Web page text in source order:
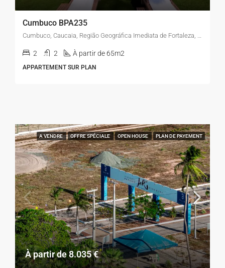
Cumbuco BPA235
Cumbuco, Caucaia, Região Geográfica Imediata de Fortaleza, Região Geográfica Intermediária de Fortaleza, Ceará, Região Nordeste, Brasil
2 2 À partir de 65m2
APPARTEMENT SUR PLAN
A VENDRE OFFRE SPÉCIALE OPEN HOUSE PLAN DE PAYEMENT
À partir de 8.035 €